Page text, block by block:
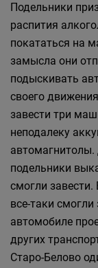
Подельники
распития
покататься на
замысла они
подыскивать
своего
завести три
неподалеку
подельники
смогли
все-таки
автомобиле
других
Старо-Белово